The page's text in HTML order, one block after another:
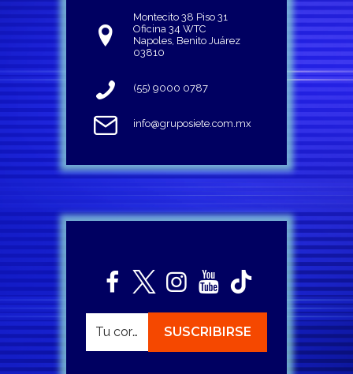
Montecito 38 Piso 31
Oficina 34 WTC
Napoles, Benito Juárez
03810
(55) 9000 0787
info@gruposiete.com.mx